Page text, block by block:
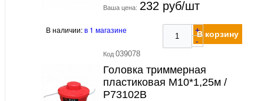
Ваша цена: 232 руб/шт
В наличии:в 1 магазине
+
-
В корзину
Код 039078
Головка триммерная
пластиковая М10*1,25м /
P73102B